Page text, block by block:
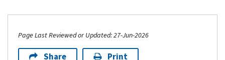
Page Last Reviewed or Updated: 27-Jun-2026
Share Print